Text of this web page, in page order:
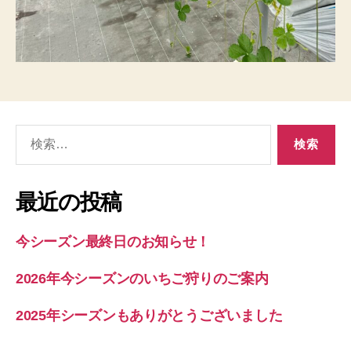
象:
最近の投稿
今シーズン最終日のお知らせ！
2026年今シーズンのいちご狩りのご案内
2025年シーズンもありがとうございました